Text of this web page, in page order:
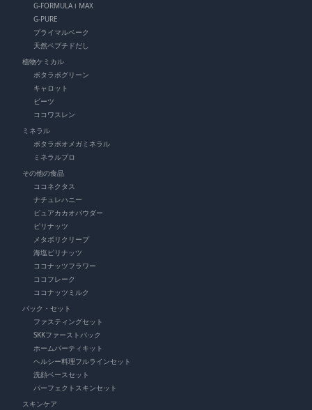
G-FORMULA i MAX
G-PURE
プライマルベーク
天然ペプチドだし
植物ケミカル
ボタラボグリーン
キャロット
ビーツ
ココワスレン
ミネラル
ボタラボオメガミネラル
ミネラルプロ
その他の食品
ココネクタス
ナチュレハニー
ピュアカカオパウダー
ピリナッツ
メタボリクリープ
海塩ピリナッツ
ココナッツフラワー
ココフレーク
ココナッツミルク
パック・セット
ファスティングセット
SKKファーストパック
ホームパーティキット
ヘルシー料理フルラインセット
洗顔ベースセット
パーフェクトスキンセット
スキンケア